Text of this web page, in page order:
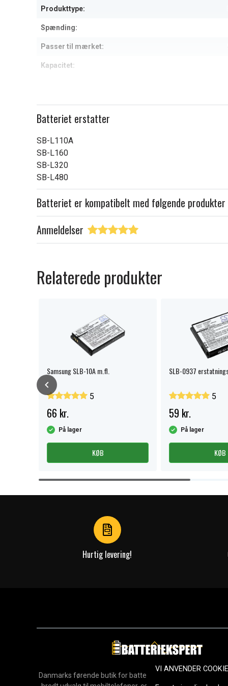
Produkttype:
Spænding:
Passer til mærket:
Kapacitet:
Batteriet erstatter
SB-L110A
SB-L160
SB-L320
SB-L480
Batteriet er kompatibelt med følgende produkter
Anmeldelser
Relaterede produkter
Samsung SLB-10A m.fl.
5
66 kr.
På lager
KØB
SLB-0937
5
59 kr.
På lager
KØB
Item
Hurtig levering!
Danmarks førende butik for batterier, opladere og
VI ANVENDER